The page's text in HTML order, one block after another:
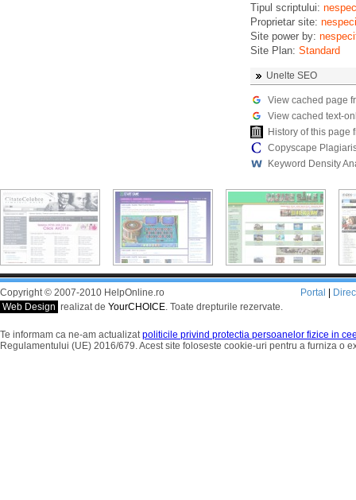
Tipul scriptului:
Proprietar site:
Site power by:
Site Plan: Standard
Unelte SEO
View cached page
View cached text-
History of this page
Copyscape
Keyword Density
Copyright © 2007-2010 HelpOnline.ro
Web Design realizat de YourCHOICE. Toate drepturile rezervate.
Portal
Te informam ca ne-am actualizatpoliticile privind protectia persoanelor fizice in
Regulamentului (UE) 2016/679. Acest site foloseste cookie-uri pentru a furniza o